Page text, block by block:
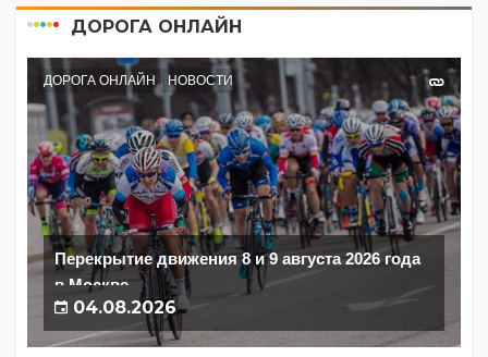
ДОРОГА ОНЛАЙН
ДОРОГА ОНЛАЙН НОВОСТИ
Перекрытие движения 8 и 9 августа 2026 года
в Москве
04.08.2026